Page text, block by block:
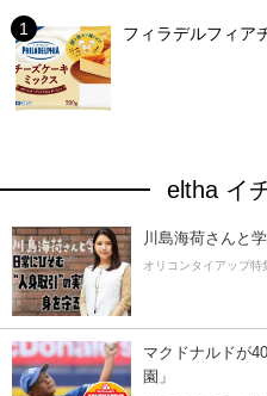
フィラデルフィア
eltha イ
川島海荷さんと
オリコンタイアップ特
マクドナルドが
園」